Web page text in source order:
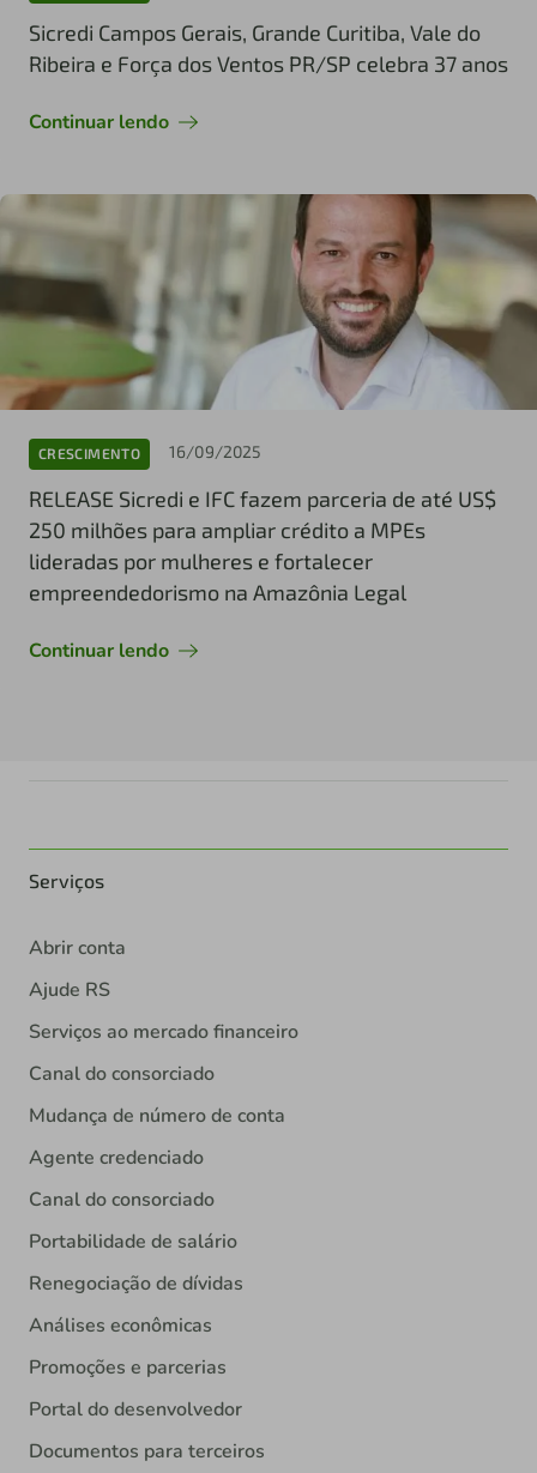
Sicredi Campos Gerais, Grande Curitiba, Vale do
Ribeira e Força dos Ventos PR/SP celebra 37 anos
Continuar lendo
CRESCIMENTO 16/09/2025
RELEASE Sicredi e IFC fazem parceria de até US$
250 milhões para ampliar crédito a MPEs
lideradas por mulheres e fortalecer
empreendedorismo na Amazônia Legal
Continuar lendo
Serviços
Abrir conta
Ajude RS
Serviços ao mercado financeiro
Canal do consorciado
Mudança de número de conta
Agente credenciado
Canal do consorciado
Portabilidade de salário
Renegociação de dívidas
Análises econômicas
Promoções e parcerias
Portal do desenvolvedor
Documentos para terceiros